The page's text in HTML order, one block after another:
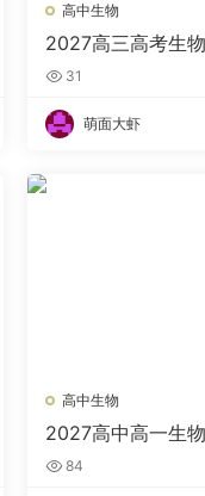
高中生物
2027高三高考生
班31
萌面大虾
高中生物
2027高中高一生
班84